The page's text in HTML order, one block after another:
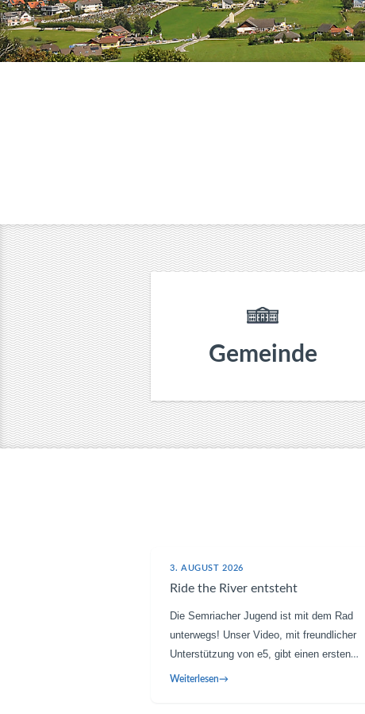
Gemeinde
3. AUGUST 2026
Ride the River entsteht
Die Semriacher Jugend ist mit dem Rad
unterwegs! Unser Video, mit freundlicher
Unterstützung von e5, gibt einen ersten
Vorgeschmack auf „Ride the River“ – den
Weiterlesen